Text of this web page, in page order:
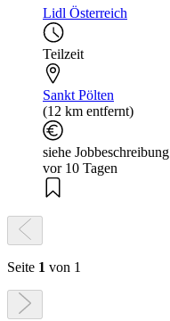
Lidl Österreich
Teilzeit
Sankt Pölten
(12 km entfernt)
siehe Jobbeschreibung
vor 10 Tagen
Seite 1 von 1